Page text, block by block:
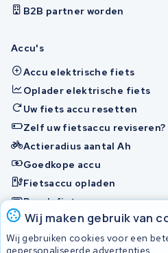
Wij maken gebruik van
Wij gebruiken cookies voor een
gepersonaliseerde advertenties.
B2B partner worden
Accu's
Accu elektrische fiets
Oplader elektrische fiets
Uw fiets accu resetten
Zelf uw fietsaccu reviseren?
Actieradius aantal Ah
Goedkope accu
Fietsaccu opladen
Bosch fietsaccu
Nakijken en contact
Onherstelbaar